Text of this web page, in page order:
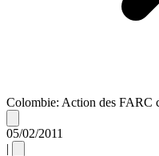
Colombie: Action des FARC
05/02/2011
|